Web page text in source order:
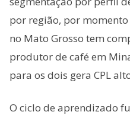
por região, por
no Mato Grosso tem
produtor de café em
para os dois gera CPL
O ciclo de aprendizado